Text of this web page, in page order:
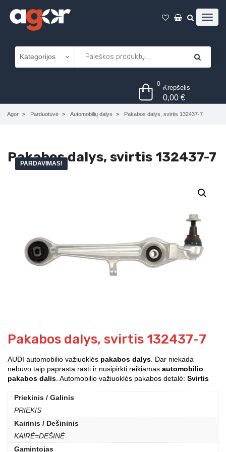
0 Krepšelis
0,00€
Agor Parduotuvė Automobilių dalys Pakabos dalys, svirtis 132437-7
Pakabos dalys, svirtis 132437-7
PARDAVIMAS!
Pakabos dalys, svirtis 132437-7
AUDI automobilio važiuoklės pakabos dalys . Dar niekada
nebuvo taip paprasta rasti ir nusipirkti reikiamas automobilio
pakabos dalis . Automobilio važiuoklės pakabos detalė: Svirtis
Priekinis / Galinis
PRIEKIS
Kairinis / Dešininis
KAIRĖ=DEŠINĖ
Gamintojas